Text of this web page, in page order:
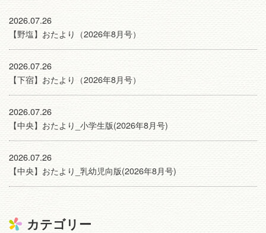
2026.07.26
【野塩】おたより（2026年8月号）
2026.07.26
【下宿】おたより（2026年8月号）
2026.07.26
【中央】おたより_小学生版(2026年8月号)
2026.07.26
【中央】おたより_乳幼児向版(2026年8月号)
カテゴリー